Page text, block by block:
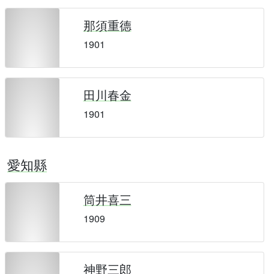
那須重德
1901
田川春金
1901
愛知縣
筒井喜三
1909
神野三郎